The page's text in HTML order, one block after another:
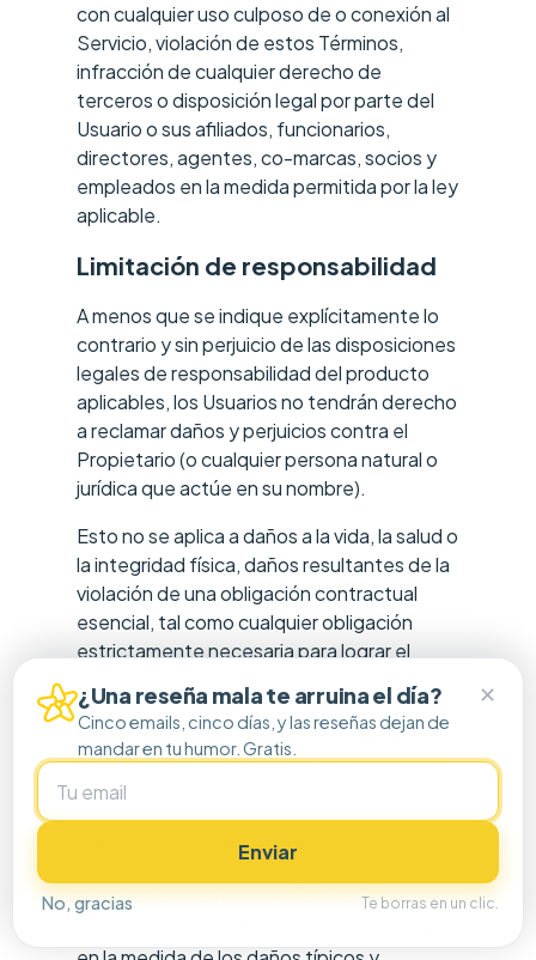
con cualquier uso culposo de o conexión al
Servicio, violación de estos Términos,
infracción de cualquier derecho de
terceros o disposición legal por parte del
Usuario o sus afiliados, funcionarios,
directores, agentes, co-marcas, socios y
empleados en la medida permitida por la ley
aplicable.
Limitación de responsabilidad
A menos que se indique explícitamente lo
contrario y sin perjuicio de las disposiciones
legales de responsabilidad del producto
aplicables, los Usuarios no tendrán derecho
a reclamar daños y perjuicios contra el
Propietario (o cualquier persona natural o
jurídica que actúe en su nombre).
Esto no se aplica a daños a la vida, la salud o
la integridad física, daños resultantes de la
violación de una obligación contractual
esencial, tal como cualquier obligación
estrictamente necesaria para lograr el
resultantes de dolo o negligencia grave,
siempre y cuando esta Aplicación haya sido
utilizada adecuada y correctamente por el
Usuario.
A menos que los daños hayan sido
afecten la vida, la salud o la integridad
✕
¿Una reseña mala te arruina el día?
Cinco emails, cinco días, y las reseñas dejan de
mandar en tu humor. Gratis.
Enviar
No, gracias Te borras en un clic.